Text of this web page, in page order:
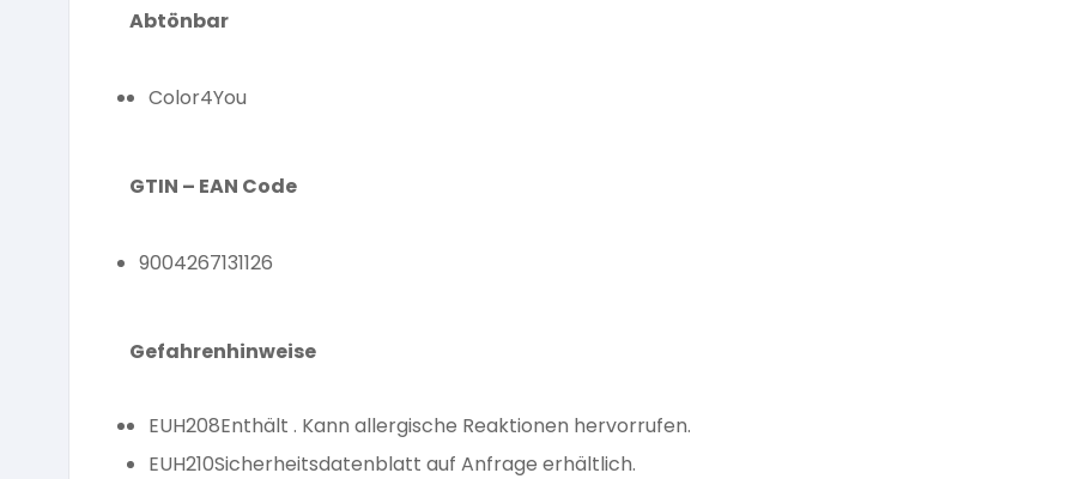
Abtönbar
Color4You
GTIN – EAN Code
9004267131126
Gefahrenhinweise
EUH208Enthält . Kann allergische Reaktionen hervorrufen.
EUH210Sicherheitsdatenblatt auf Anfrage erhältlich.